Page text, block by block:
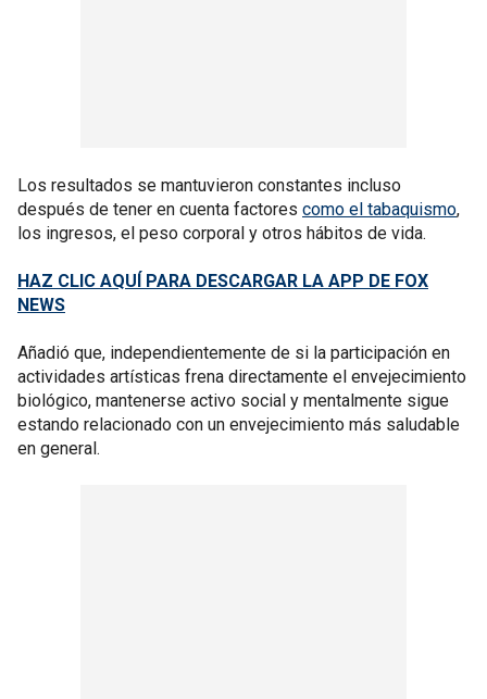
Los resultados se mantuvieron constantes incluso
después de tener en cuenta factores como el tabaquismo,
los ingresos, el peso corporal y otros hábitos de vida.
HAZ CLIC AQUÍ PARA DESCARGAR LA APP DE FOX
NEWS
Añadió que, independientemente de si la participación en
actividades artísticas frena directamente el envejecimiento
biológico, mantenerse activo social y mentalmente sigue
estando relacionado con un envejecimiento más saludable
en general.